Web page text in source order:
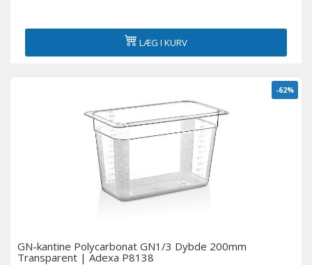
LÆG I KURV
-62%
GN-kantine Polycarbonat GN1/3 Dybde 200mm
Transparent | Adexa P8138